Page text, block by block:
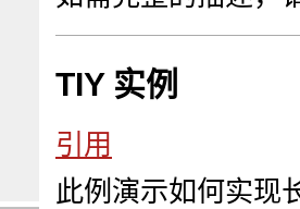
TIY 实例
引用
此例演示如何实现